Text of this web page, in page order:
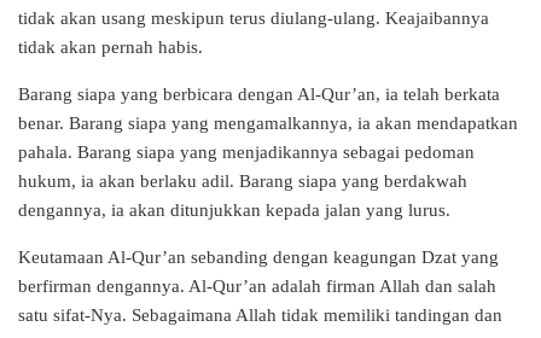
tidak akan usang meskipun terus diulang-ulang. Keajaibannya
tidak akan pernah habis.
Barang siapa yang berbicara dengan Al-Qur’an, ia telah berkata
benar. Barang siapa yang mengamalkannya, ia akan mendapatkan
pahala. Barang siapa yang menjadikannya sebagai pedoman
hukum, ia akan berlaku adil. Barang siapa yang berdakwah
dengannya, ia akan ditunjukkan kepada jalan yang lurus.
Keutamaan Al-Qur’an sebanding dengan keagungan Dzat yang
berfirman dengannya. Al-Qur’an adalah firman Allah dan salah
satu sifat-Nya. Sebagaimana Allah tidak memiliki tandingan dan